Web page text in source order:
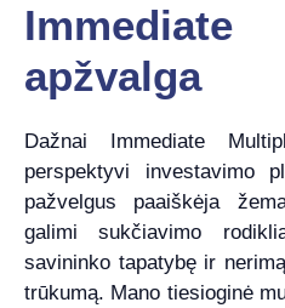
apžvalga
Dažnai Immediate
perspektyvi investavimo
pažvelgus paaiškėja
galimi sukčiavimo
savininko tapatybę ir
trūkumą. Mano tiesioginė